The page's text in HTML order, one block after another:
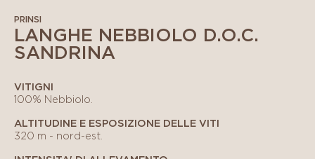
PRINSI
LANGHE NEBBIOLO D.O.C.
SANDRINA
VITIGNI
100% Nebbiolo.
ALTITUDINE E ESPOSIZIONE DELLE VITI
320 m - nord-est.